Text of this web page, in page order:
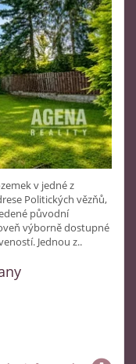
v jedné z
Politických vězňů,
původní
výborně dostupné
Jednou z..